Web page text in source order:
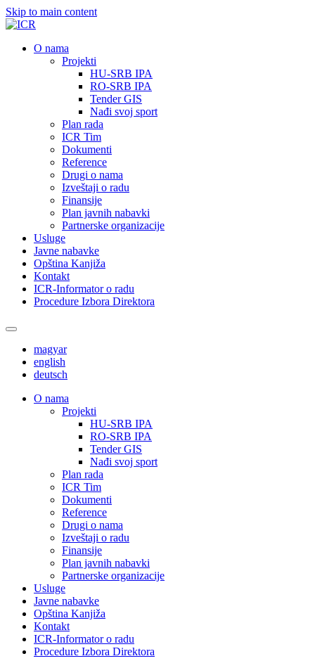
Skip to main content
О nama
Projekti
HU-SRB IPA
RO-SRB IPA
Tender GIS
Nađi svoj sport
Plan rada
ICR Tim
Dokumenti
Reference
Drugi o nama
Izveštaji o radu
Finansije
Plan javnih nabavki
Partnerske organizacije
Usluge
Javne nabavke
Opština Kanjiža
Kontakt
ICR-Informator o radu
Procedure Izbora Direktora
magyar
english
deutsch
О nama
Projekti
HU-SRB IPA
RO-SRB IPA
Tender GIS
Nađi svoj sport
Plan rada
ICR Tim
Dokumenti
Reference
Drugi o nama
Izveštaji o radu
Finansije
Plan javnih nabavki
Partnerske organizacije
Usluge
Javne nabavke
Opština Kanjiža
Kontakt
ICR-Informator o radu
Procedure Izbora Direktora